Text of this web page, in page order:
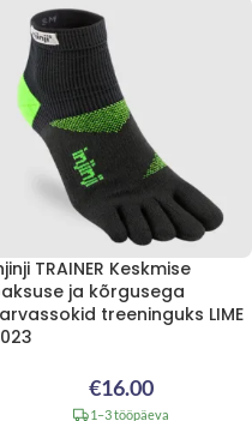
TRAINER Keskmise
ja kõrgusega
treeninguks LIME
€16.00
1–3 tööpäeva